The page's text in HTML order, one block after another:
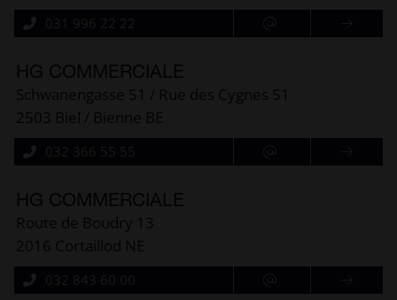
031 996 22 22
HG COMMERCIALE
Schwanengasse 51 / Rue des Cygnes 51
2503 Biel / Bienne BE
032 366 55 55
HG COMMERCIALE
Route de Boudry 13
2016 Cortaillod NE
032 843 60 00